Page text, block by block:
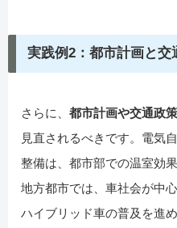
実践例2：都市計画と交
さらに、 都市計画や交通政策
見直されるべきです。電気
整備は、都市部での温室効
地方都市では、車社会が中
ハイブリッド車の普及を進